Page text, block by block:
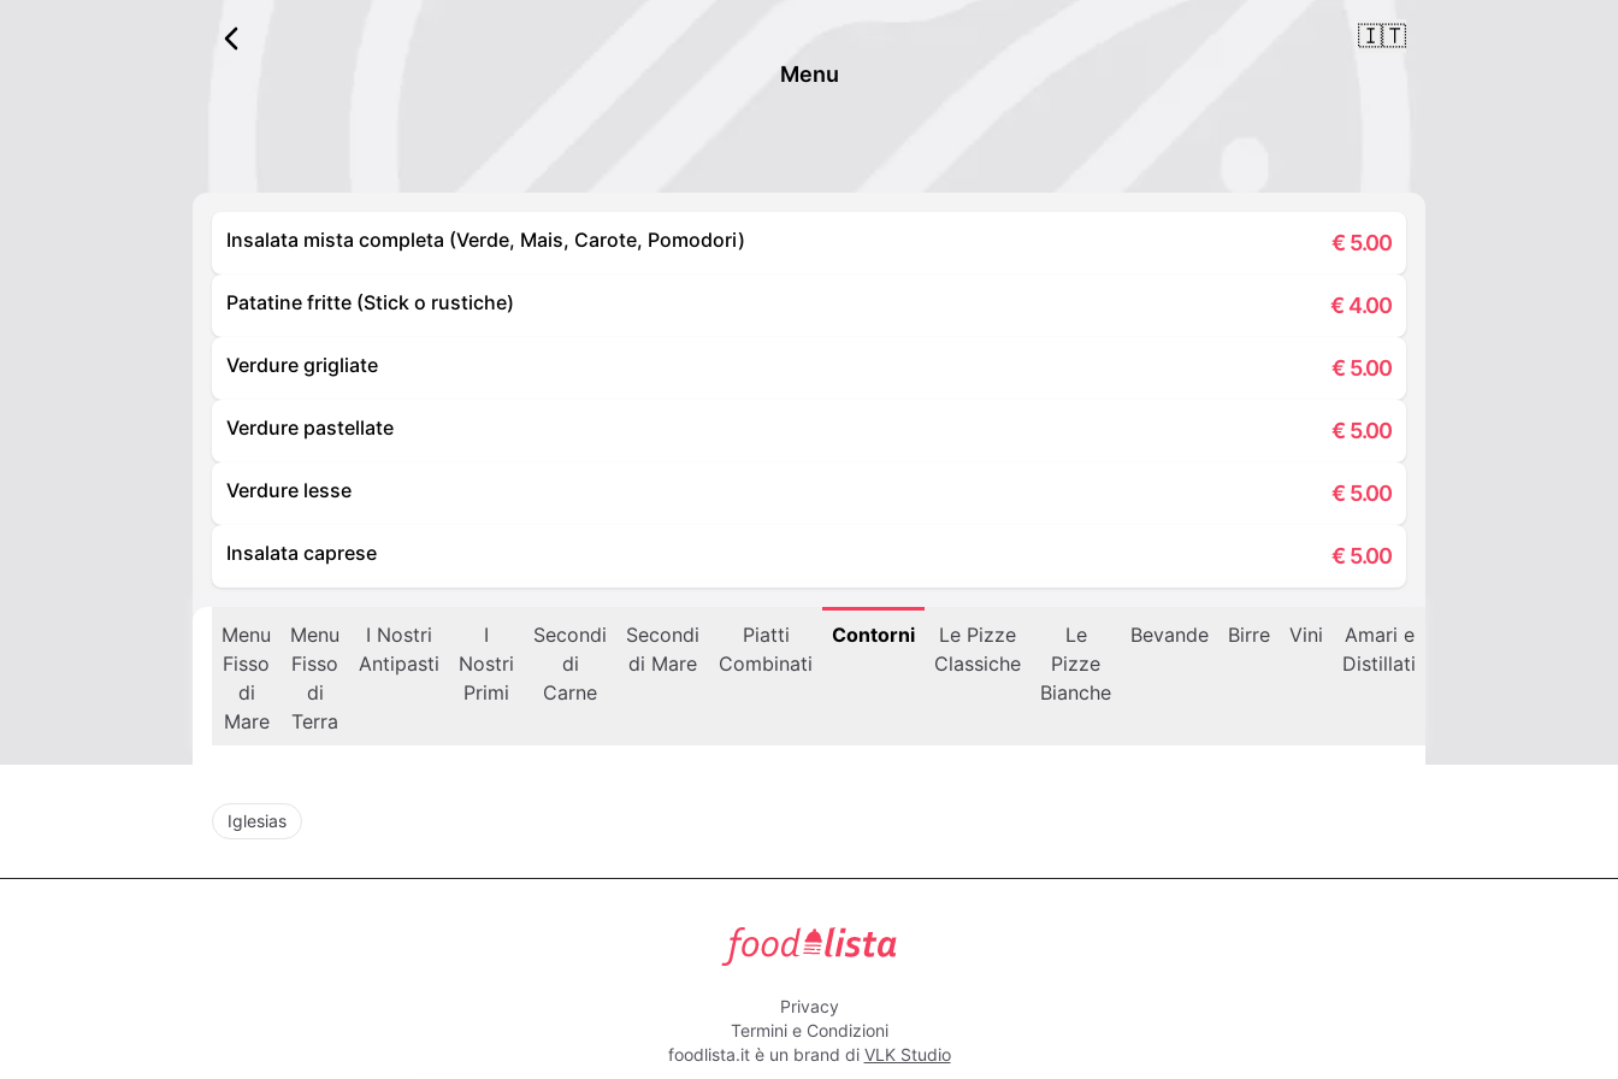
🇮🇹
Menu
Insalata mista completa (Verde, Mais, Carote, Pomodori) € 5.00
Patatine fritte (Stick o rustiche) € 4.00
Verdure grigliate € 5.00
Verdure pastellate € 5.00
Verdure lesse € 5.00
Insalata caprese € 5.00
Menu
Fisso
di
Mare
Menu
Fisso
di
Terra
I Nostri
Antipasti
I
Nostri
Primi
Secondi
di
Carne
Secondi
di Mare
Piatti
Combinati
Contorni
Le Pizze
Classiche
Le
Pizze
Bianche
Bevande Birre Vini
Amari e
Distillati
Iglesias
Privacy
Termini e Condizioni
foodlista.it è un brand di VLK Studio